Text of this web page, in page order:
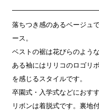
落ちつき感のあるベージュ
ース。
ベストの裾は花びらのよう
ある袖にはリリコのロゴリ
を感じるスタイルです。
卒園式・入学式などにおす
リボンは着脱式です。裏地